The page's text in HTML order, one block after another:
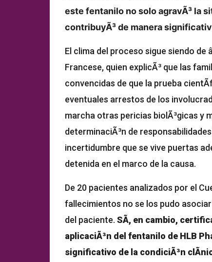
este fentanilo no solo agravÃ³ la
contribuyÃ³ de manera
El clima del proceso sigue siendo de
Francese, quien explicÃ³ que las
convencidas de que la prueba
eventuales arrestos de los
marcha otras pericias biolÃ³gicas y
determinaciÃ³n de
incertidumbre que se vive puertas
detenida en el marco de la causa.
De 20 pacientes analizados por el
fallecimientos no se los pudo
del paciente. SÃ­, en cambio,
aplicaciÃ³n del fentanilo de HLB
significativo de la condiciÃ³n